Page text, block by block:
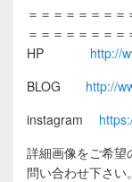
＝＝＝＝＝＝＝
＝＝＝＝＝＝＝＝
HP
http://
BLOG http://
instagram
詳細画像をご希望
問い合わせ下さい。